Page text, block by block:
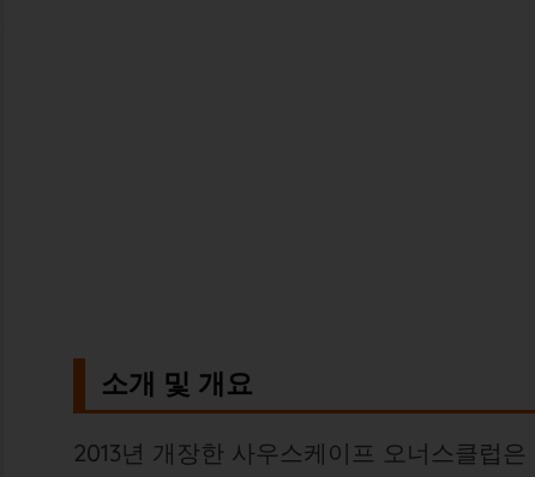
소개 및 개요
2013년 개장한 사우스케이프 오너스클럽